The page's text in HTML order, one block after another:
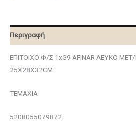
Περιγραφή
ΕΠΙΤΟΙΧΟ Φ/Σ 1xG9 AFINAR ΛΕΥΚΟ
25Χ28Χ32CM
ΤΕΜΑΧΙΑ
5208055079872